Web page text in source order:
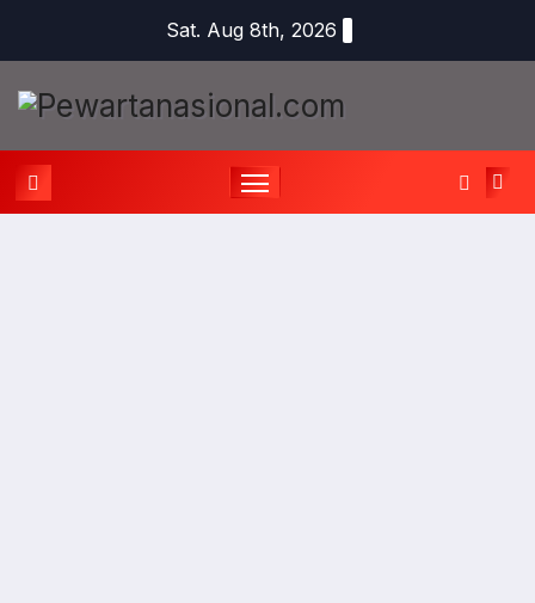
Sat. Aug 8th, 2026